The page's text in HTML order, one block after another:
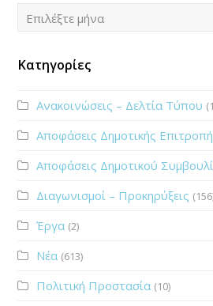
Ιστορικό
Επιλέξτε μήνα
Κατηγορίες
Ανακοινώσεις – Δελτία Τύπου
Αποφάσεις Δημοτικής
Αποφάσεις Δημοτικού
Διαγωνισμοί – Προκηρύξεις
Έργα (2)
Νέα (613)
Πολιτική Προστασία (10)